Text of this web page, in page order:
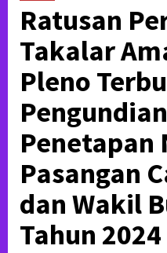
Ratusan
Takalar
Pleno
Penetapan
Pasangan
dan Wakil
Tahun 2024